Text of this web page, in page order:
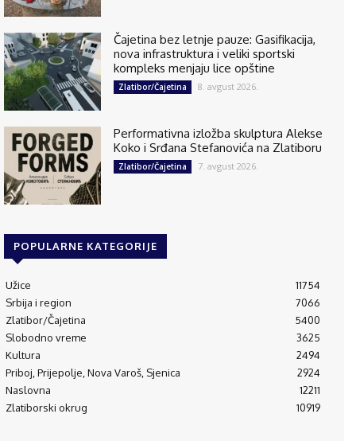
Čajetina bez letnje pauze: Gasifikacija,
nova infrastruktura i veliki sportski
kompleks menjaju lice opštine
Zlatibor/Čajetina 8. avgust 2026.
Performativna izložba skulptura Alekse
Koko i Srđana Stefanovića na Zlatiboru
Zlatibor/Čajetina 7. avgust 2026.
POPULARNE KATEGORIJE
Užice
11754
Srbija i region
7066
Zlatibor/Čajetina
5400
Slobodno vreme
3625
Kultura
2494
Priboj, Prijepolje, Nova Varoš, Sjenica
2924
Naslovna
12211
Zlatiborski okrug
10919